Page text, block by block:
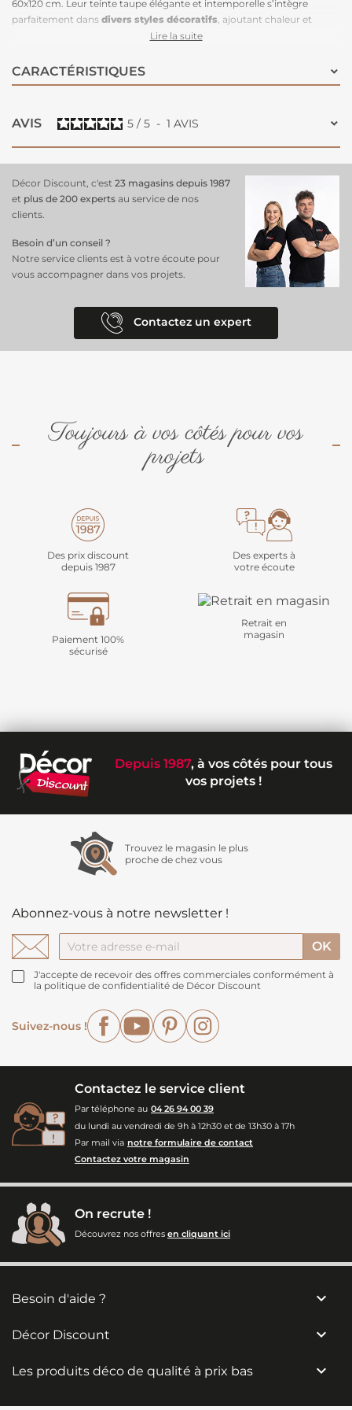
60x120 cm. Leur teinte taupe élégante et intemporelle s’intègre
parfaitement dans divers styles décoratifs , ajoutant chaleur et
raffinement à votre cocon. Le tissu fin et léger laisse passer une
ambiance apaisante et lumineuse. Faciles à installer grâce à leurs
passants pratiques et simples à entretenir, cetype de voilageoffrent
Lire la suite
CARACTÉRISTIQUES
AVIS 5 / 5 - 1 AVIS
Décor Discount, c'est 23 magasins depuis 1987
et plus de 200 experts au service de nos
clients.
Besoin d’un conseil ?
Notre service clients est à votre écoute pour
vous accompagner dans vos projets.
Contactez un expert
Toujours à vos côtés pour vos
projets
Des prix discount
depuis 1987
Des experts à
votre écoute
Paiement 100%
sécurisé
Retrait en
magasin
Depuis 1987, à vos côtés pour tous
vos projets !
Trouvez le magasin le plus
proche de chez vous
Abonnez-vous à notre newsletter !
J'accepte de recevoir des offres commerciales conformément à
la politique de confidentialité de Décor Discount
Suivez-nous !
FacebookYouTubePinterest
Contactez le service client
Par téléphone au 04 26 94 00 39
du lundi au vendredi de 9h à 12h30 et de 13h30 à 17h
Par mail via notre formulaire de contact
Contactez votre magasin
On recrute !
Découvrez nos offres en cliquant ici
Besoin d'aide ? 
Décor Discount 
Les produits déco de qualité à prix bas 